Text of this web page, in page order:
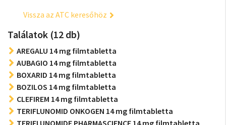
Vissza az ATC keresőhöz
Találatok (12 db)
AREGALU 14 mg filmtabletta
AUBAGIO 14 mg filmtabletta
BOXARID 14 mg filmtabletta
BOZILOS 14 mg filmtabletta
CLEFIREM 14 mg filmtabletta
TERIFLUNOMID ONKOGEN 14 mg filmtabletta
TERIFLUNOMIDE PHARMASCIENCE 14 mg filmtabletta